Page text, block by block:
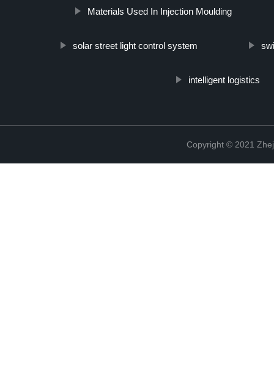
Materials Used In Injection Moulding
solar street light control system
intelligent logistics
Copyright © 2021